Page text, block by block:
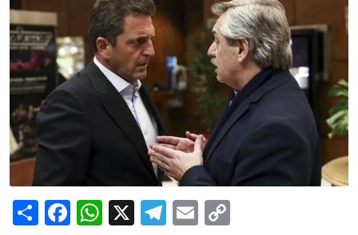
ShareFacebook
WhatsApp
X Telegram
Email